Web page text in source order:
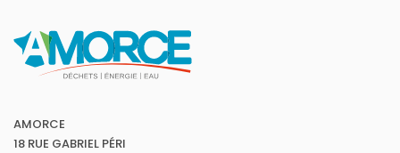
AMORCE
18 RUE GABRIEL PÉRI